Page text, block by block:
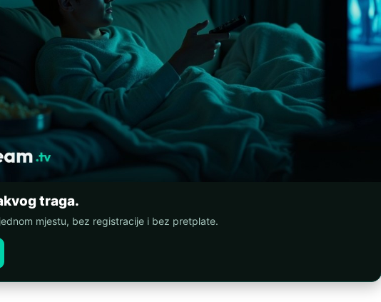
traga.
mjestu, bez registracije i bez pretplate.